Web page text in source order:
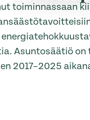
toiminnassaan
Asuntosäätiö
2017–2025